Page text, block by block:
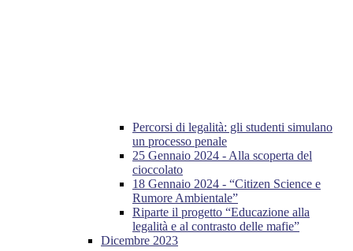
Percorsi di legalità: gli studenti simulano
un processo penale
25 Gennaio 2024 - Alla scoperta del
cioccolato
18 Gennaio 2024 - “Citizen Science e
Rumore Ambientale”
Riparte il progetto “Educazione alla
legalità e al contrasto delle mafie”
Dicembre 2023